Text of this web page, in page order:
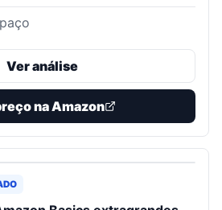
Ver análise
na Amazon